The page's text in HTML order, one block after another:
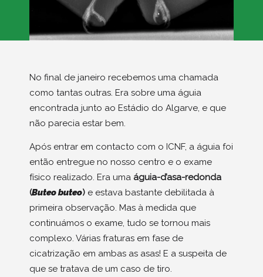
No final de janeiro recebemos uma chamada
como tantas outras. Era sobre uma águia
encontrada junto ao Estádio do Algarve, e que
não parecia estar bem.
Após entrar em contacto com o ICNF, a águia foi
então entregue no nosso centro e o exame
físico realizado. Era uma águia-d’asa-redonda
(Buteo buteo) e estava bastante debilitada à
primeira observação. Mas à medida que
continuámos o exame, tudo se tornou mais
complexo. Várias fraturas em fase de
cicatrização em ambas as asas! E a suspeita de
que se tratava de um caso de tiro.